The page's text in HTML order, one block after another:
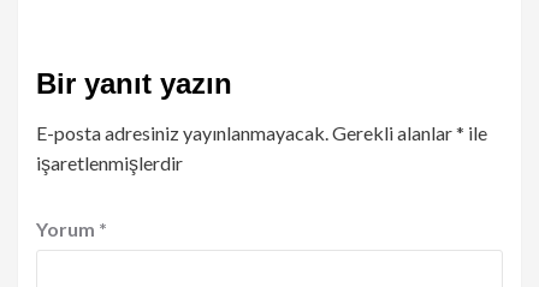
Bir yanıt yazın
E-posta adresiniz yayınlanmayacak.Gerekli alanlar* ile
işaretlenmişlerdir
Yorum *